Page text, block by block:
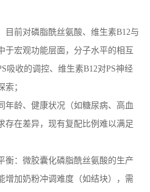
目前对磷脂酰丝氨酸、维生素B12与
于宏观功能层面，分子水平的相互
吸收的调控、维生素B12对PS神经
；
年龄、健康状况（如糖尿病、高血
存在差异，现有复配比例难以满足
衡：微胶囊化磷脂酰丝氨酸的生产
增加奶粉冲调难度（如结块），需